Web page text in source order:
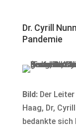
Dr. Cyrill
Pandemie
Bild:Der
Haag, Dr,
bedankte sich